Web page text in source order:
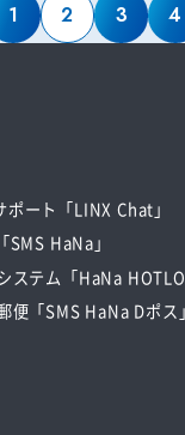
1 2 3 4
ート「LINX Chat」
HaNa」
ステム「HaNa
便「SMS HaNa Dポス」